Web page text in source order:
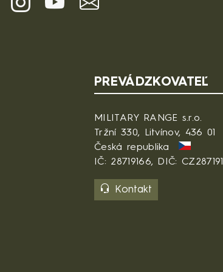
PREVÁDZKOVATEĽ
MILITARY RANGE s.r.o.
Tržní 330, Litvínov, 436 01
Česká republika
IČ: 28719166, DIČ:
Kontakt